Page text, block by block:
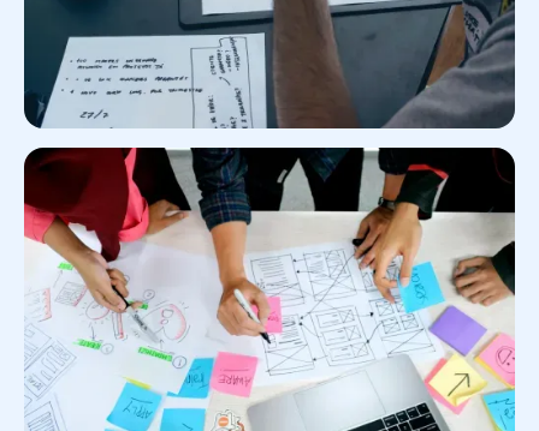
Réaliser un audit UX